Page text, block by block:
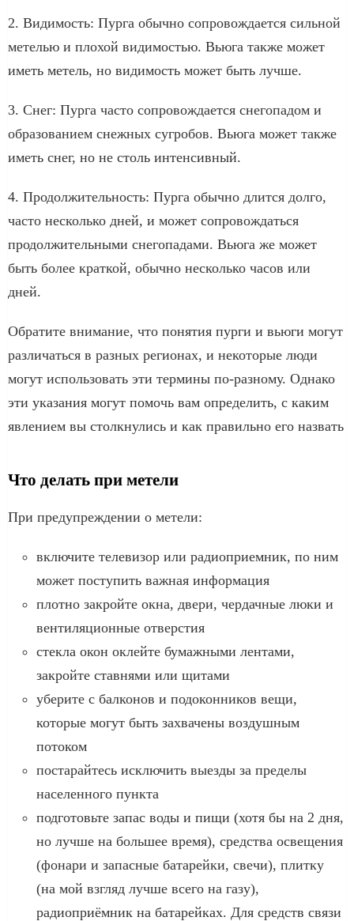
2. Видимость: Пурга обычно сопровождается сильной
метелью и плохой видимостью. Вьюга также может
иметь метель, но видимость может быть лучше.
3. Снег: Пурга часто сопровождается снегопадом и
образованием снежных сугробов. Вьюга может также
иметь снег, но не столь интенсивный.
4. Продолжительность: Пурга обычно длится долго,
часто несколько дней, и может сопровождаться
продолжительными снегопадами. Вьюга же может
быть более краткой, обычно несколько часов или
дней.
Обратите внимание, что понятия пурги и вьюги могут
различаться в разных регионах, и некоторые люди
могут использовать эти термины по-разному. Однако
эти указания могут помочь вам определить, с каким
явлением вы столкнулись и как правильно его назвать
Что делать при метели
При предупреждении о метели:
включите телевизор или радиоприемник, по ним
может поступить важная информация
плотно закройте окна, двери, чердачные люки и
вентиляционные отверстия
стекла окон оклейте бумажными лентами,
закройте ставнями или щитами
уберите с балконов и подоконников вещи,
которые могут быть захвачены воздушным
потоком
постарайтесь исключить выезды за пределы
населенного пункта
подготовьте запас воды и пищи (хотя бы на 2 дня,
но лучше на большее время), средства освещения
(фонари и запасные батарейки, свечи), плитку
(на мой взгляд лучше всего на газу),
радиоприёмник на батарейках. Для средств связи